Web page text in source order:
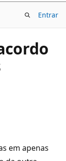
Entrar
em apenas